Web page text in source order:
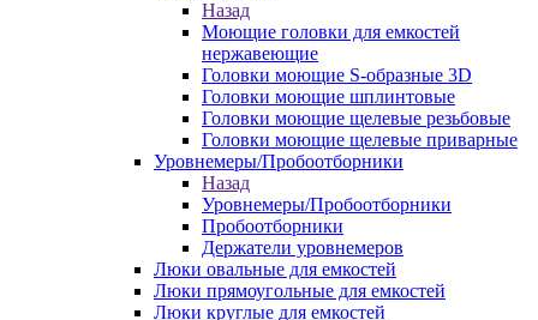
Назад
Моющие головки для емкостей
нержавеющие
Головки моющие S-образные 3D
Головки моющие шплинтовые
Головки моющие щелевые резьбовые
Головки моющие щелевые приварные
Уровнемеры/Пробоотборники
Назад
Уровнемеры/Пробоотборники
Пробоотборники
Держатели уровнемеров
Люки овальные для емкостей
Люки прямоугольные для емкостей
Люки круглые для емкостей